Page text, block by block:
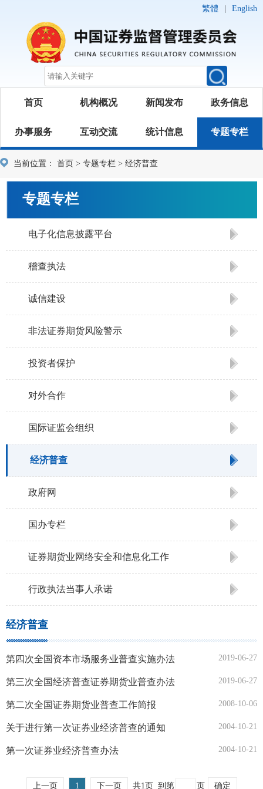
繁體 English
首页 机构概况 新闻发布 政务信息
办事服务 互动交流 统计信息 专题专栏
当前位置： 首页 > 专题专栏 > 经济普查
专题专栏
电子化信息披露平台
稽查执法
诚信建设
非法证券期货风险警示
投资者保护
对外合作
国际证监会组织
经济普查
政府网
国办专栏
证券期货业网络安全和信息化工作
行政执法当事人承诺
经济普查
第四次全国资本市场服务业普查实施办法 2019-06-27
第三次全国经济普查证券期货业普查办法 2019-06-27
第二次全国证券期货业普查工作简报 2008-10-06
关于进行第一次证券业经济普查的通知 2004-10-21
第一次证券业经济普查办法 2004-10-21
上一页 1 下一页 共1页 到第 页 确定